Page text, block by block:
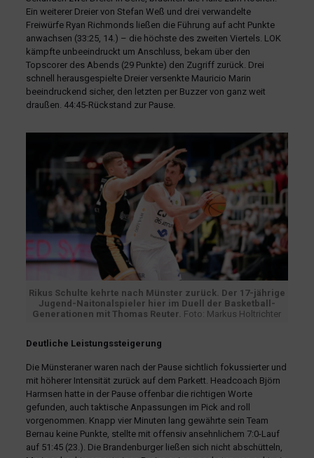
Ein weiterer Dreier von Stefan Weß und drei verwandelte
Freiwürfe Ryan Richmonds ließen die Führung auf acht Punkte
anwachsen (33:25, 14.) – die höchste des zweiten Viertels. LOK
kämpfte unbeeindruckt um Anschluss, bekam über den
Topscorer des Abends (29 Punkte) den Zugriff zurück. Drei
schnell herausgespielte Dreier versenkte Mauricio Marin
beeindruckend sicher, den letzten per Buzzer von ganz weit
draußen. 44:45-Rückstand zur Pause.
Rikus Schulte kehrte nach Münster zurück. Der 17-jährige
Jugend-Naitonalspieler hier im Duell der Basketball-
Generationen mit Thomas Reuter. Foto: Markus Holtrichter
Deutliche Leistungssteigerung
Die Münsteraner waren nach der Pause sichtlich fokussierter und
mit höherer Intensität zurück auf dem Parkett. Headcoach Björn
Harmsen hatte in der Pause offenbar die richtigen Worte
gefunden, auch taktische Anpassungen im Pick and roll
vorgenommen. Knapp vier Minuten lang gewährte sein Team
Bernau keine Punkte, stellte mit offensiv ansehnlichem 7:0-Lauf
auf 51:45 (23.). Die Brandenburger ließen sich nicht abschütteln,